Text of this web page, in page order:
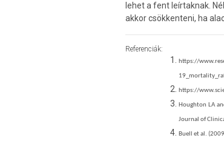
lehet a fent leírtaknak.
akkor csökkenteni, ha
Referenciák:
https://
https://
Houghton LA
Journal of
Buell et al.